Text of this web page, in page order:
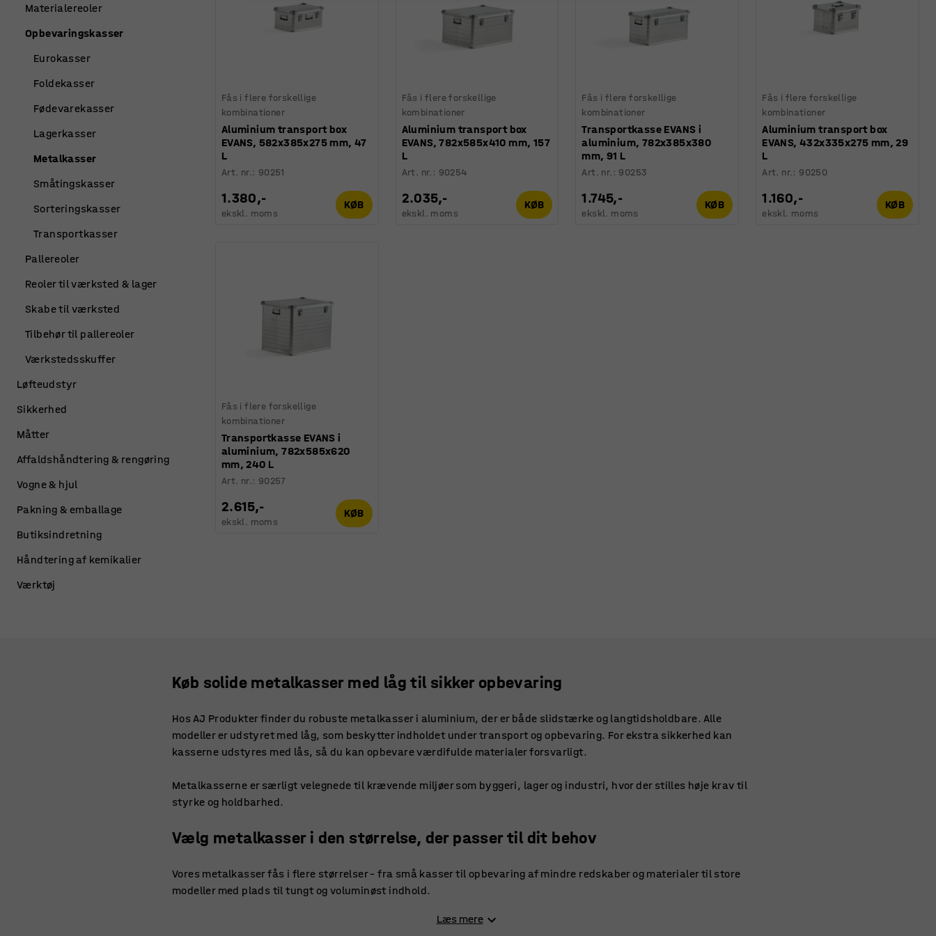
Fås i flere forskellige
kombinationer
Aluminium transport box
EVANS, 582x385x275 mm, 47
L
Art. nr.: 90251
1.380,-
ekskl. moms
KØB
Fås i flere forskellige
kombinationer
Aluminium transport box
EVANS, 782x585x410 mm, 157
L
Art. nr. : 90254
2.035,-
ekskl. moms
KØB
Fås i flere forskellige
kombinationer
Transportkasse EVANS i
aluminium, 782x385x380
mm, 91 L
Art. nr. : 90253
1.745,-
ekskl. moms
KØB
Fås i flere forskellige
kombinationer
Aluminium transport box
EVANS, 432x335x275 mm, 29
L
Art. nr.: 90250
1.160,-
ekskl. moms
KØB
Fås i flere forskellige
kombinationer
Transportkasse EVANS i
aluminium, 782x585x620
mm, 240 L
Art. nr.: 90257
2.615,-
ekskl. moms
KØB
Materialereoler
Opbevaringskasser
Eurokasser
Foldekasser
Fødevarekasser
Lagerkasser
Metalkasser
Småtingskasser
Sorteringskasser
Transportkasser
Pallereoler
Reoler til værksted & lager
Skabe til værksted
Tilbehør til pallereoler
Værkstedsskuffer
Løfteudstyr
Sikkerhed
Måtter
Affaldshåndtering & rengøring
Vogne & hjul
Pakning & emballage
Butiksindretning
Håndtering af kemikalier
Værktøj
Køb solide metalkasser med låg til sikker opbevaring
Hos AJ Produkter finder du robuste metalkasser i aluminium, der er både slidstærke og langtidsholdbare. Alle
modeller er udstyret med låg, som beskytter indholdet under transport og opbevaring. For ekstra sikkerhed kan
kasserne udstyres med lås, så du kan opbevare værdifulde materialer forsvarligt.
Metalkasserne er særligt velegnede til krævende miljøer som byggeri, lager og industri, hvor der stilles høje krav til
styrke og holdbarhed.
Vælg metalkasser i den størrelse, der passer til dit behov
Vores metalkasser fås i flere størrelser – fra små kasser til opbevaring af mindre redskaber og materialer til store
modeller med plads til tungt og voluminøst indhold.
Alle kasser er korrosionsresistente og tåler både høje og lave temperaturer, hvilket gør dem til en pålidelig løsning i
Læs mere